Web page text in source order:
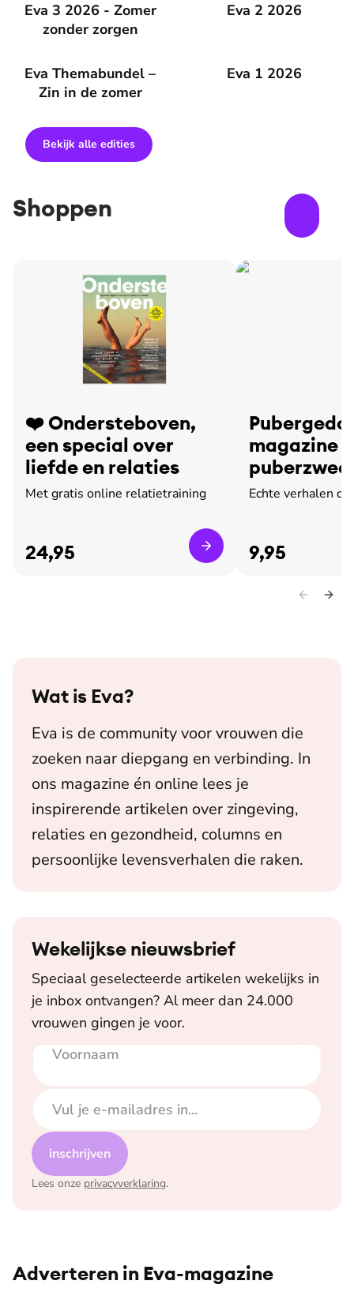
Eva 3 2026 - Zomer
zonder zorgen
Eva 3 2026 - Zomer zonder zorgen Eva 2 2026
Eva 2 2026
Eva Themabundel –
Zin in de zomer
Eva Themabundel – Zin in de zomer Eva 1 2026
Eva 1 2026
Bekijk alle edities
Shoppen
❤️ Ondersteboven,
een special over
liefde en relaties
Met gratis online relatietraining
24,95
magazine
leed
Echte verhalen
9,95
Wat is Eva?
Eva is de community voor vrouwen die
zoeken naar diepgang en verbinding. In
ons magazine én online lees je
inspirerende artikelen over zingeving,
relaties en gezondheid, columns en
persoonlijke levensverhalen die raken.
Wekelijkse nieuwsbrief
Speciaal geselecteerde artikelen wekelijks in
je inbox ontvangen? Al meer dan 24.000
vrouwen gingen je voor.
Voornaam
E-mailadres
inschrijven
Lees onze privacyverklaring.
Adverteren in Eva-magazine